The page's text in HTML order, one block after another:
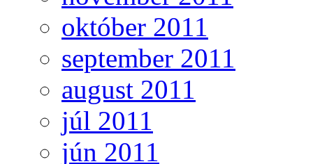
október 2011
september 2011
august 2011
júl 2011
jún 2011